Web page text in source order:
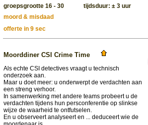
groepsgrootte 16 - 30 tijdsduur: ± 3 uur
moord & misdaad
offerte in 9 sec
Moorddiner CSI Crime Time
Als echte CSI detectives vraagt u technisch
onderzoek aan.
Maar u doet meer: u onderwerpt de verdachten aan
een streng verhoor.
In samenwerking met andere teams probeert u de
verdachten tijdens hun persconferentie op slinkse
wijze de waarheid te ontfutselen.
En u observeert analyseert en ... deduceert wie de